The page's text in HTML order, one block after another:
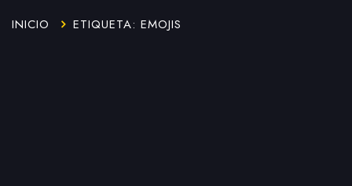
INICIO ETIQUETA: EMOJIS